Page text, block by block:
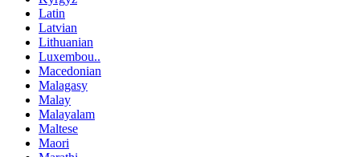
Latin
Latvian
Lithuanian
Luxembou..
Macedonian
Malagasy
Malay
Malayalam
Maltese
Maori